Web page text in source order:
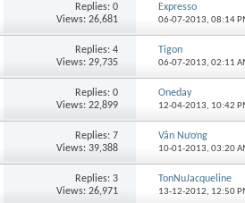
Replies: 0
Views: 26,681
Expresso
06-07-2013, 08:14
Replies: 4
Views: 29,735
Tigon
06-07-2013, 02:11
Replies: 0
Views: 22,899
Oneday
12-04-2013, 10:42
Replies: 7
Views: 39,388
Vân Nương
10-01-2013, 03:20
Replies: 3
Views: 26,971
TonNuJacqueline
13-12-2012, 12:50